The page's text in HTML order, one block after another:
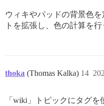
ウィキやパッドの背景色
トを拡張し、色の計算を
thoka (Thomas Kalka) 14
「wiki」トピックにタグを